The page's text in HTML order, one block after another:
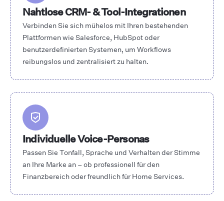
Nahtlose CRM- & Tool-Integrationen
Verbinden Sie sich mühelos mit Ihren bestehenden
Plattformen wie Salesforce, HubSpot oder
benutzerdefinierten Systemen, um Workflows
reibungslos und zentralisiert zu halten.
Individuelle Voice-Personas
Passen Sie Tonfall, Sprache und Verhalten der Stimme
an Ihre Marke an – ob professionell für den
Finanzbereich oder freundlich für Home Services.